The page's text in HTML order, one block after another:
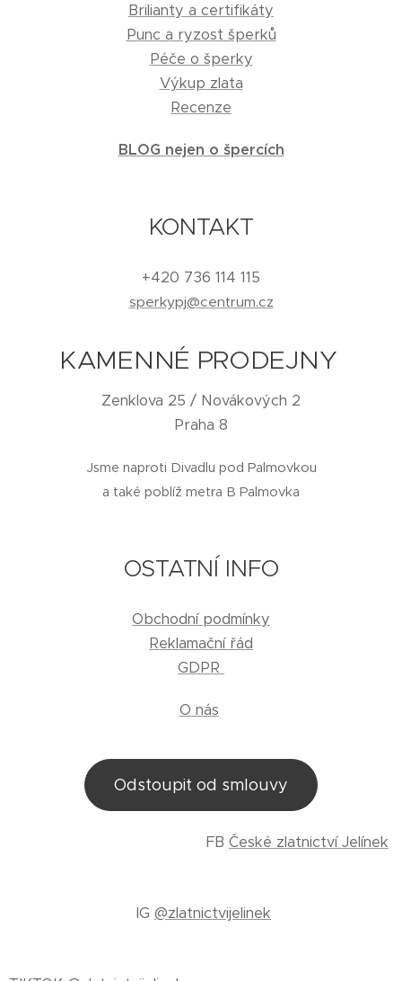
Brilianty a certifikáty
Punc a ryzost šperků
Péče o šperky
Výkup zlata
Recenze
BLOG nejen o špercích
KONTAKT
+420 736 114 115
sperkypj@centrum.cz
KAMENNÉ PRODEJNY
Zenklova 25 / Novákových 2
Praha 8
Jsme naproti Divadlu pod Palmovkou
a také poblíž metra B Palmovka
OSTATNÍ INFO
Obchodní podmínky
Reklamační řád
GDPR
O nás
Odstoupit od smlouvy
FB České zlatnictví Jelínek
IG @zlatnictvijelinek